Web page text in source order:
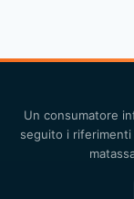
Un consumatore
seguito i